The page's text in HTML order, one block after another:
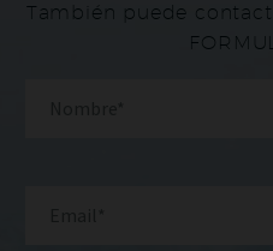
También puede